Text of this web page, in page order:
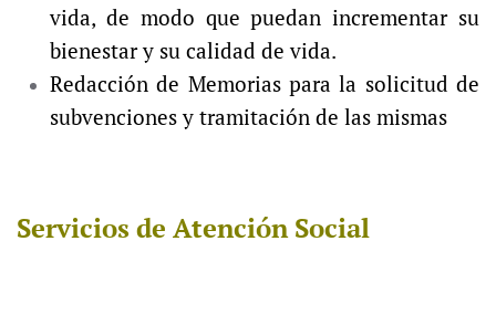
vida, de modo que puedan incrementar su
bienestar y su calidad de vida.
Redacción de Memorias para la solicitud de
subvenciones y tramitación de las mismas
Servicios de Atención Social